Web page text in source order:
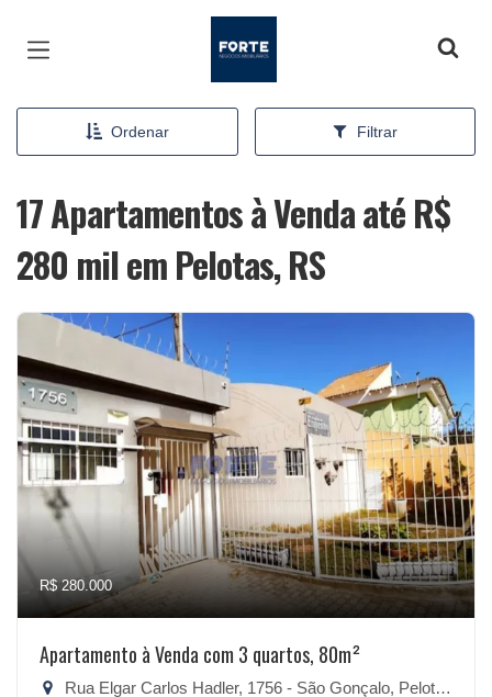
Ordenar Filtrar
17 Apartamentos à Venda até R$
280 mil em Pelotas, RS
R$ 280.000
Apartamento à Venda com 3 quartos, 80m²
Rua Elgar Carlos Hadler, 1756 - São Gonçalo, Pelotas-RS